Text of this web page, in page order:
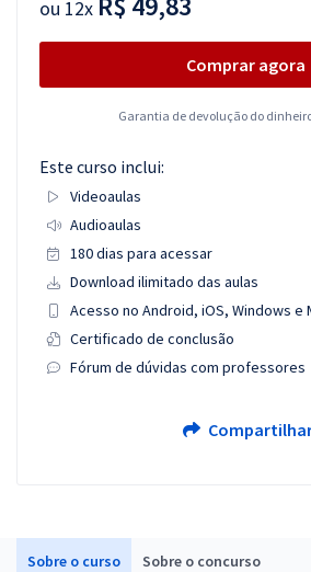
Sobre o curso Sobre o concurso
ou 12x
Comprar agora
Garantia de devolução do
Este curso inclui:
Videoaulas
Audioaulas
180 dias para acessar
Download ilimitado das aulas
Acesso no Android, iOS, Windows e
Certificado de conclusão
Fórum de dúvidas com professores